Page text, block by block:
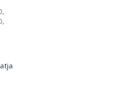
,
,